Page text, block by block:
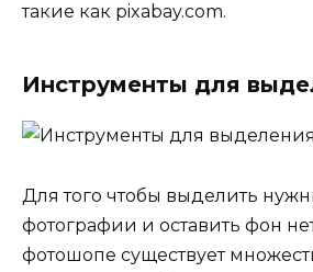
такие как pixabay.com.
Инструменты для
Для того чтобы выделить
фотографии и оставить фон
фотошопе существует